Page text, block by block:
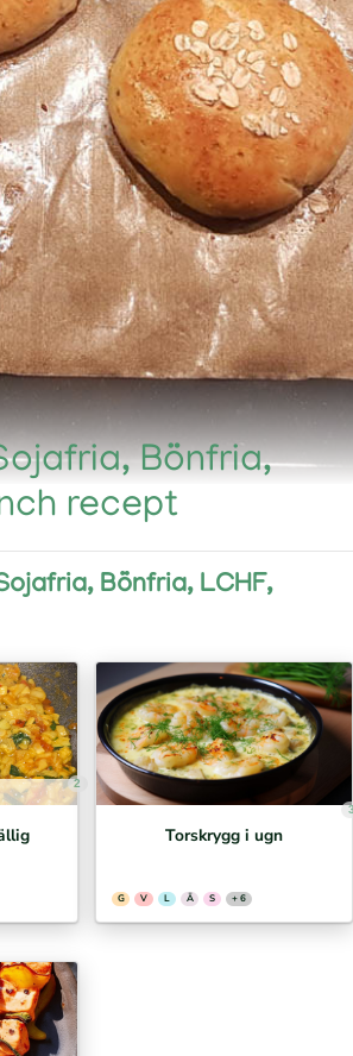
Bönfria,
recept
Bönfria, LCHF,
2
Torskrygg i ugn
G V L Ä S + 6